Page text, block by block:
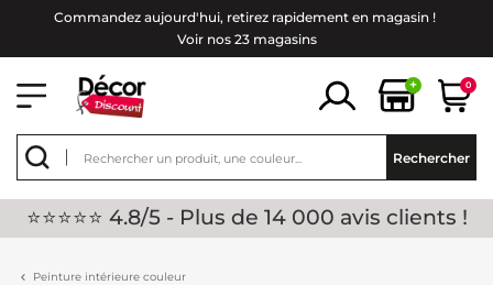
Commandez aujourd'hui, retirez rapidement en magasin !
Voir nos 23 magasins
+ 0
Rechercher
⭐⭐⭐⭐⭐ 4.8/5 - Plus de 14 000 avis clients !
Peinture intérieure couleur